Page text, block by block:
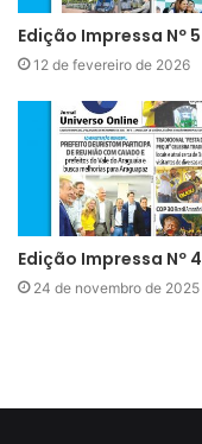
Edição Impressa Nº 5
12 de fevereiro de 2026
Edição Impressa Nº 4
24 de novembro de 2025